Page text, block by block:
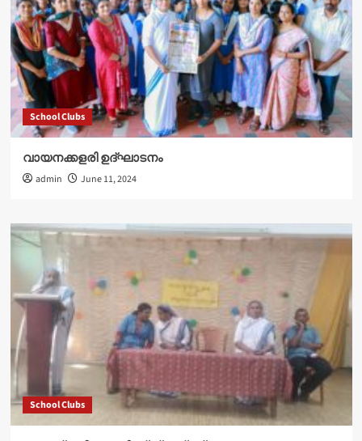
School Clubs
വായനക്കളരി ഉദ്‌ഘാടനം
admin June 11, 2024
School Clubs